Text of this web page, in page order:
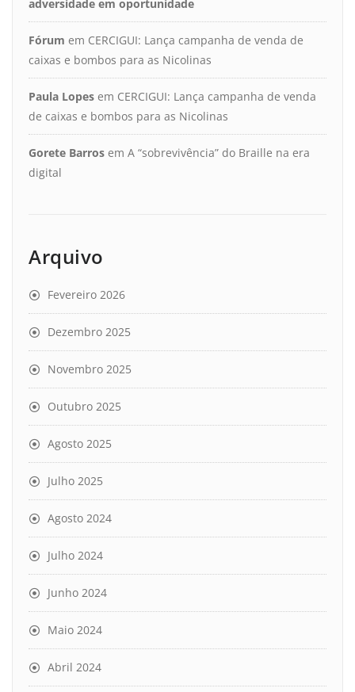
adversidade em oportunidade
Fórum em CERCIGUI: Lança campanha de venda de
caixas e bombos para as Nicolinas
Paula Lopes em CERCIGUI: Lança campanha de venda
de caixas e bombos para as Nicolinas
Gorete Barros em A “sobrevivência” do Braille na era
digital
Arquivo
Fevereiro 2026
Dezembro 2025
Novembro 2025
Outubro 2025
Agosto 2025
Julho 2025
Agosto 2024
Julho 2024
Junho 2024
Maio 2024
Abril 2024